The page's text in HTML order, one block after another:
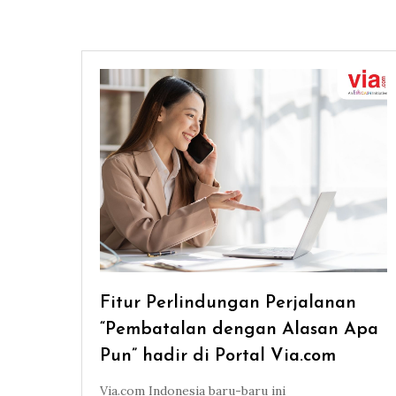
Fitur Perlindungan Perjalanan
“Pembatalan dengan Alasan Apa
Pun” hadir di Portal Via.com
Via.com Indonesia baru-baru ini